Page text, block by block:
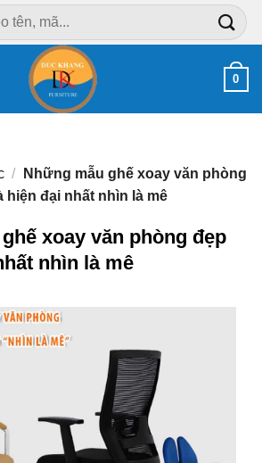
0
/
Những mẫu ghế xoay văn phòng
hiện đại nhất nhìn là mê
xoay văn phòng đẹp
nhìn là mê